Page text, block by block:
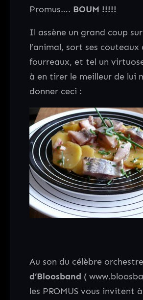
Promus…. BOUM !!!!!
Il assène un grand coup
l’animal, sort ses couteaux
fourreaux, et tel un
à en tirer le meilleur de lui
donner ceci :
Au son du célèbre orchestre
d’Bloosband (
les PROMUS vous invitent